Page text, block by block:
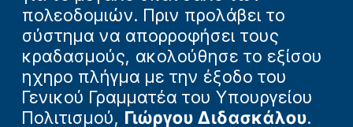
πολεοδομιών. Πριν προλάβει το
σύστημα να απορροφήσει τους
κραδασμούς, ακολούθησε το εξίσου
ηχηρο πλήγμα με την έξοδο του
Γενικού Γραμματέα του Υπουργείου
Πολιτισμού, Γιώργου Διδασκάλου.